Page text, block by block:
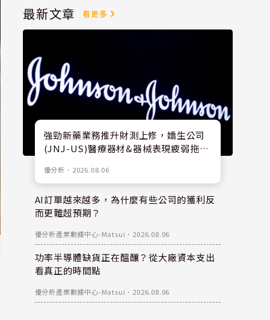
Mute
最新文章 看更多
強勁新藥業務推升財測上修，嬌生公司
(JNJ-US)醫療器材&器械表現疲弱拖累
優分析 ． 2026.08.06
AI訂單越來越多，為什麼有些公司的獲利反
而更難超預期？
優分析產業數據中心-Matsui ． 2026.08.06
功率半導體缺貨正在醞釀？從大廠資本支出
看真正的時間點
優分析產業數據中心-Matsui ． 2026.08.06